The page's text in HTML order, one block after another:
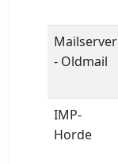
Mailserver
- Oldmail
IMP-
Horde